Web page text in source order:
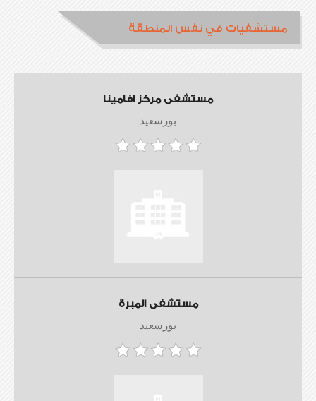
مستشفيات في نفس المنطقة
مستشفى مركز افامينا
بورسعيد
مستشفى المبرة
بورسعيد